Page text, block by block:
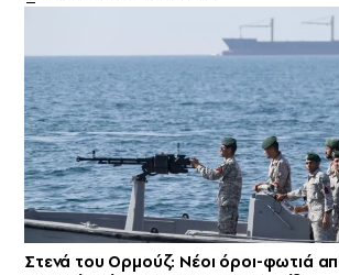
Στενά του Ορμούζ: Νέοι όροι-φωτιά